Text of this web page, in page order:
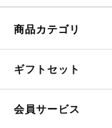
があった場合に
ます。
2. 変更登録がな
された取引は、
商品カテゴリ
ギフトセット
会員サービス